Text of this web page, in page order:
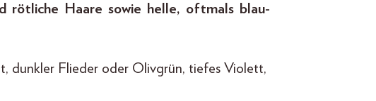
rötliche Haare sowie helle, oftmals blau-
dunkler Flieder oder Olivgrün, tiefes Violett,